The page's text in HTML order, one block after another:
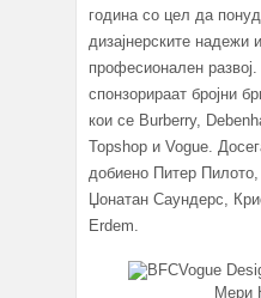
година со цел да
дизајнерските
професионален развој.
спонзорираат бројни
кои се Burberry,
Topshop и Vogue.
добиено Питер
Џонатан Саундерс,
Erdem.
Мери